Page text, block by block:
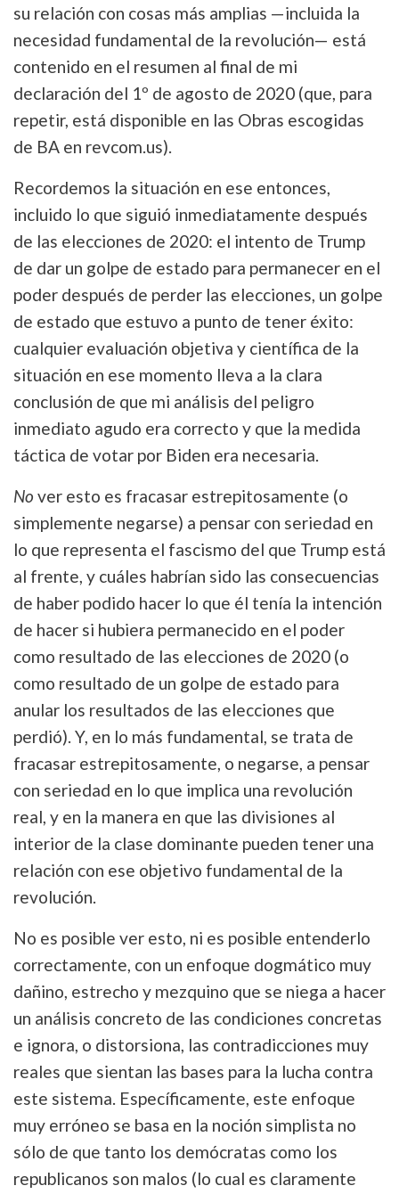
su relación con cosas más amplias —incluida la
necesidad fundamental de la revolución— está
contenido en el resumen al final de mi
declaración del 1º de agosto de 2020 (que, para
repetir, está disponible en las Obras escogidas
de BA en revcom.us).
Recordemos la situación en ese entonces,
incluido lo que siguió inmediatamente después
de las elecciones de 2020: el intento de Trump
de dar un golpe de estado para permanecer en el
poder después de perder las elecciones, un golpe
de estado que estuvo a punto de tener éxito:
cualquier evaluación objetiva y científica de la
situación en ese momento lleva a la clara
conclusión de que mi análisis del peligro
inmediato agudo era correcto y que la medida
táctica de votar por Biden era necesaria.
No ver esto es fracasar estrepitosamente (o
simplemente negarse) a pensar con seriedad en
lo que representa el fascismo del que Trump está
al frente, y cuáles habrían sido las consecuencias
de haber podido hacer lo que él tenía la intención
de hacer si hubiera permanecido en el poder
como resultado de las elecciones de 2020 (o
como resultado de un golpe de estado para
anular los resultados de las elecciones que
perdió). Y, en lo más fundamental, se trata de
fracasar estrepitosamente, o negarse, a pensar
con seriedad en lo que implica una revolución
real, y en la manera en que las divisiones al
interior de la clase dominante pueden tener una
relación con ese objetivo fundamental de la
revolución.
No es posible ver esto, ni es posible entenderlo
correctamente, con un enfoque dogmático muy
dañino, estrecho y mezquino que se niega a hacer
un análisis concreto de las condiciones concretas
e ignora, o distorsiona, las contradicciones muy
reales que sientan las bases para la lucha contra
este sistema. Específicamente, este enfoque
muy erróneo se basa en la noción simplista no
sólo de que tanto los demócratas como los
republicanos son malos (lo cual es claramente